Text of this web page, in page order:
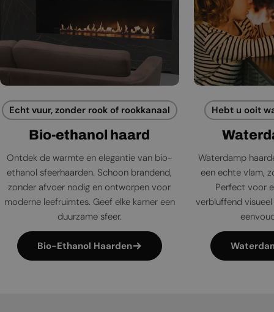
Echt vuur, zonder rook of rookkanaal
Bio-ethanol haard
Ontdek de warmte en elegantie van bio-
ethanol sfeerhaarden. Schoon brandend,
zonder afvoer nodig en ontworpen voor
moderne leefruimtes. Geef elke kamer een
duurzame sfeer.
Bio-Ethanol Haarden
Hebt u ooit
Waterdamp
een echte vlam,
Perfect voor
verbluffend